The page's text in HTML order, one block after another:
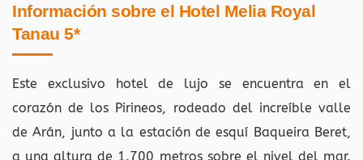
Información sobre el Hotel Melia Royal
Tanau 5*
Este exclusivo hotel de lujo se encuentra en el
corazón de los Pirineos, rodeado del increíble valle
de Arán, junto a la estación de esquí Baqueira Beret,
a una altura de 1.700 metros sobre el nivel del mar.